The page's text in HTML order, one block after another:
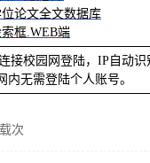
论文全文数据库
框.WEB端
接校园网登陆，IP自动识
内无需登陆个人账号。
次